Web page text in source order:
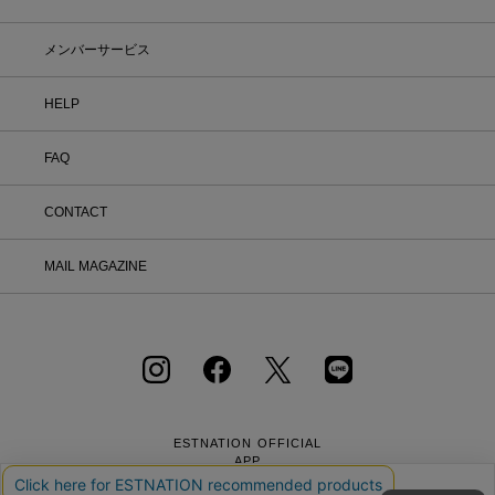
メンバーサービス
HELP
FAQ
CONTACT
MAIL MAGAZINE
ESTNATION OFFICIAL
APP